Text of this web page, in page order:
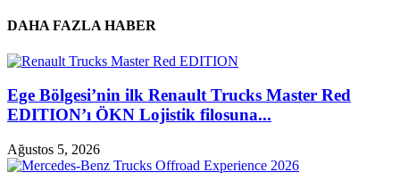
DAHA FAZLA HABER
Ege Bölgesi’nin ilk Renault Trucks Master Red
EDITION’ı ÖKN Lojistik filosuna...
Ağustos 5, 2026